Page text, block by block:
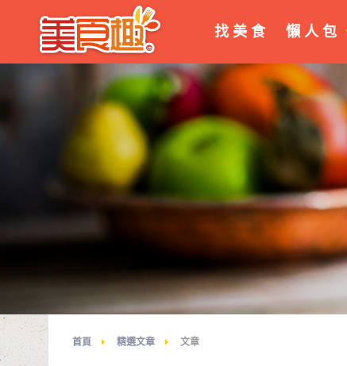
找 美 食 懶 人 包
首頁 精選文章 文章